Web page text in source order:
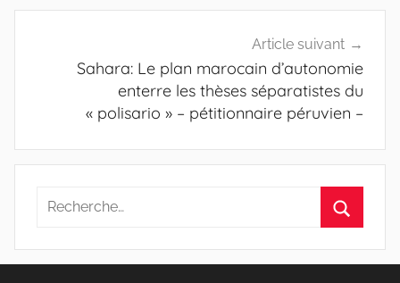
Article suivant
Sahara: Le plan marocain d’autonomie
enterre les thèses séparatistes du
« polisario » – pétitionnaire péruvien –
Recherche
: